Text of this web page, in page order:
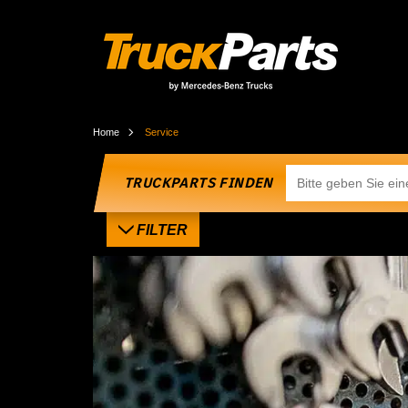
Home Service
TRUCKPARTS FINDEN
FILTER